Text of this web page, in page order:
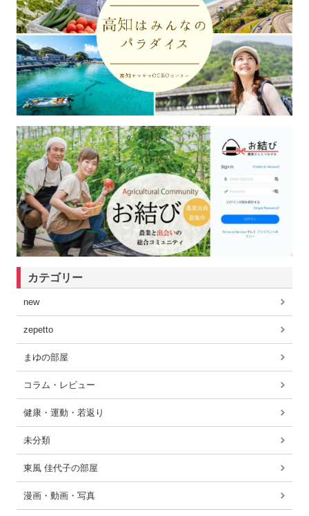
カテゴリー
new
zepetto
まゆの部屋
コラム・レビュー
健康・運動・若返り
未分類
東風 佳代子の部屋
漫画・動画・写真